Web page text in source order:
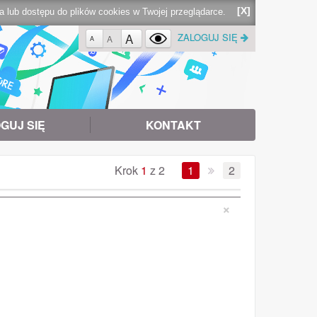
dostępu do plików cookies w Twojej przeglądarce. [X]
SIĘ KONTAKT
A A A ZALOGUJ SIĘ
Krok 1 z 2 1 2
×